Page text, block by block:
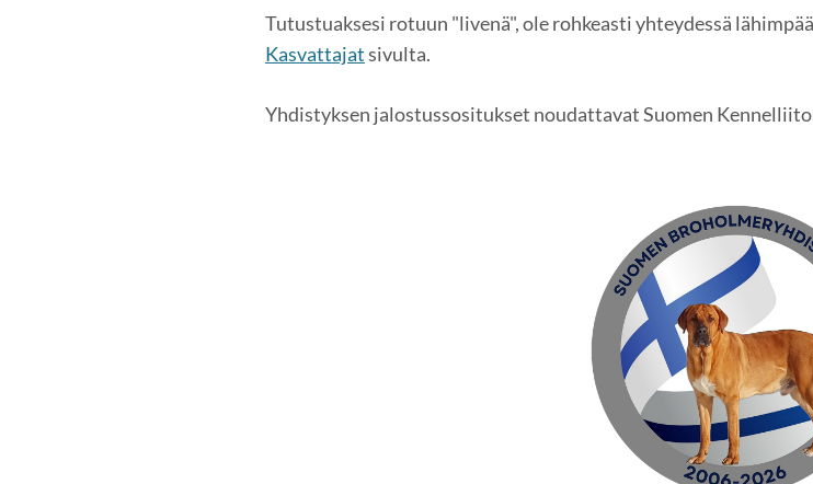
Tutustuaksesi rotuun "livenä", ole rohkeasti yhteydessä
Kasvattajatsivulta.
Yhdistyksen jalostussositukset noudattavat Suomen